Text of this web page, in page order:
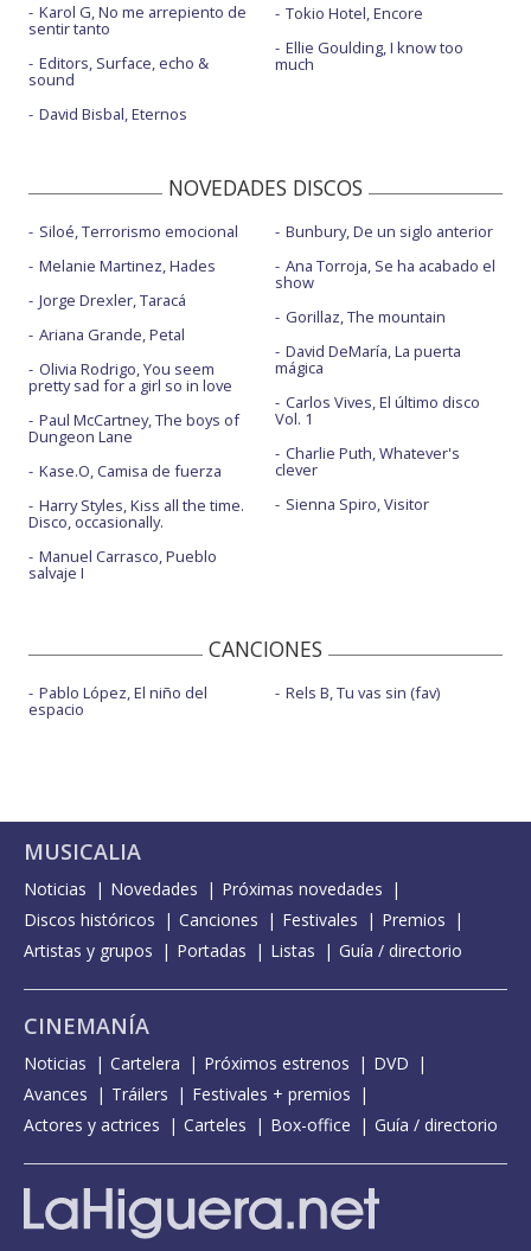
Karol G, No me arrepiento de
sentir tanto
Editors, Surface, echo &
sound
David Bisbal, Eternos
Tokio Hotel, Encore
Ellie Goulding, I know too
much
NOVEDADES DISCOS
Siloé, Terrorismo emocional
Melanie Martinez, Hades
Jorge Drexler, Taracá
Ariana Grande, Petal
Olivia Rodrigo, You seem
pretty sad for a girl so in love
Paul McCartney, The boys of
Dungeon Lane
Kase.O, Camisa de fuerza
Harry Styles, Kiss all the time.
Disco, occasionally.
Manuel Carrasco, Pueblo
salvaje I
Bunbury, De un siglo anterior
Ana Torroja, Se ha acabado el
show
Gorillaz, The mountain
David DeMaría, La puerta
mágica
Carlos Vives, El último disco
Vol. 1
Charlie Puth, Whatever's
clever
Sienna Spiro, Visitor
CANCIONES
Pablo López, El niño del
espacio
Rels B, Tu vas sin (fav)
MUSICALIA
Noticias Novedades
Próximas novedades
Discos históricos
Canciones Festivales
Premios
Artistas y grupos
Portadas Listas Guía / directorio
CINEMANÍA
Noticias Cartelera Próximos estrenos
DVD
Avances
Tráilers
Festivales + premios
Actores y actrices
Carteles Box-office Guía / directorio